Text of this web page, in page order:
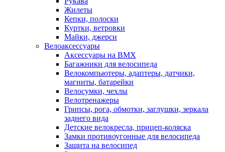
Жилеты
Кепки, полоски
Куртки, ветровки
Майки, джерси
Велоаксессуары
Аксессуары на BMX
Багажники для велосипеда
Велокомпьютеры, адаптеры, датчики,
магниты, батарейки
Велосумки, чехлы
Велотренажеры
Грипсы, рога, обмотки, заглушки, зеркала
заднего вида
Детские велокресла, прицеп-коляска
Замки противоугонные для велосипеда
Защита на велосипед